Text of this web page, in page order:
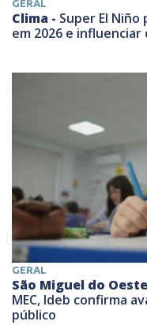
GERAL
Clima - Super El
em 2026 e influenciar
GERAL
São Miguel do
MEC, Ideb confirma
público